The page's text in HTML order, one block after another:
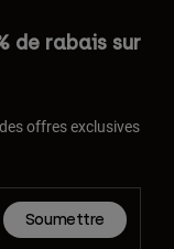
de rabais sur
offres exclusives
Soumettre